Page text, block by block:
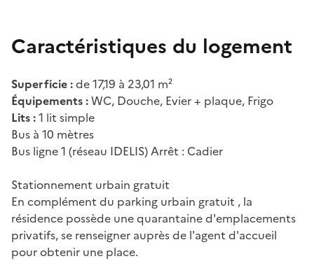
Caractéristiques du logement
Superficie :de 17,19 à 23,01 m²
Équipements :WC, Douche, Evier + plaque, Frigo
Lits :1 lit simple
Bus à 10 mètres
Bus ligne 1 (réseau IDELIS) Arrêt : Cadier
Stationnement urbain gratuit
En complément du parking urbain gratuit , la
résidence possède une quarantaine d'emplacements
privatifs, se renseigner auprès de l'agent d'accueil
pour obtenir une place.